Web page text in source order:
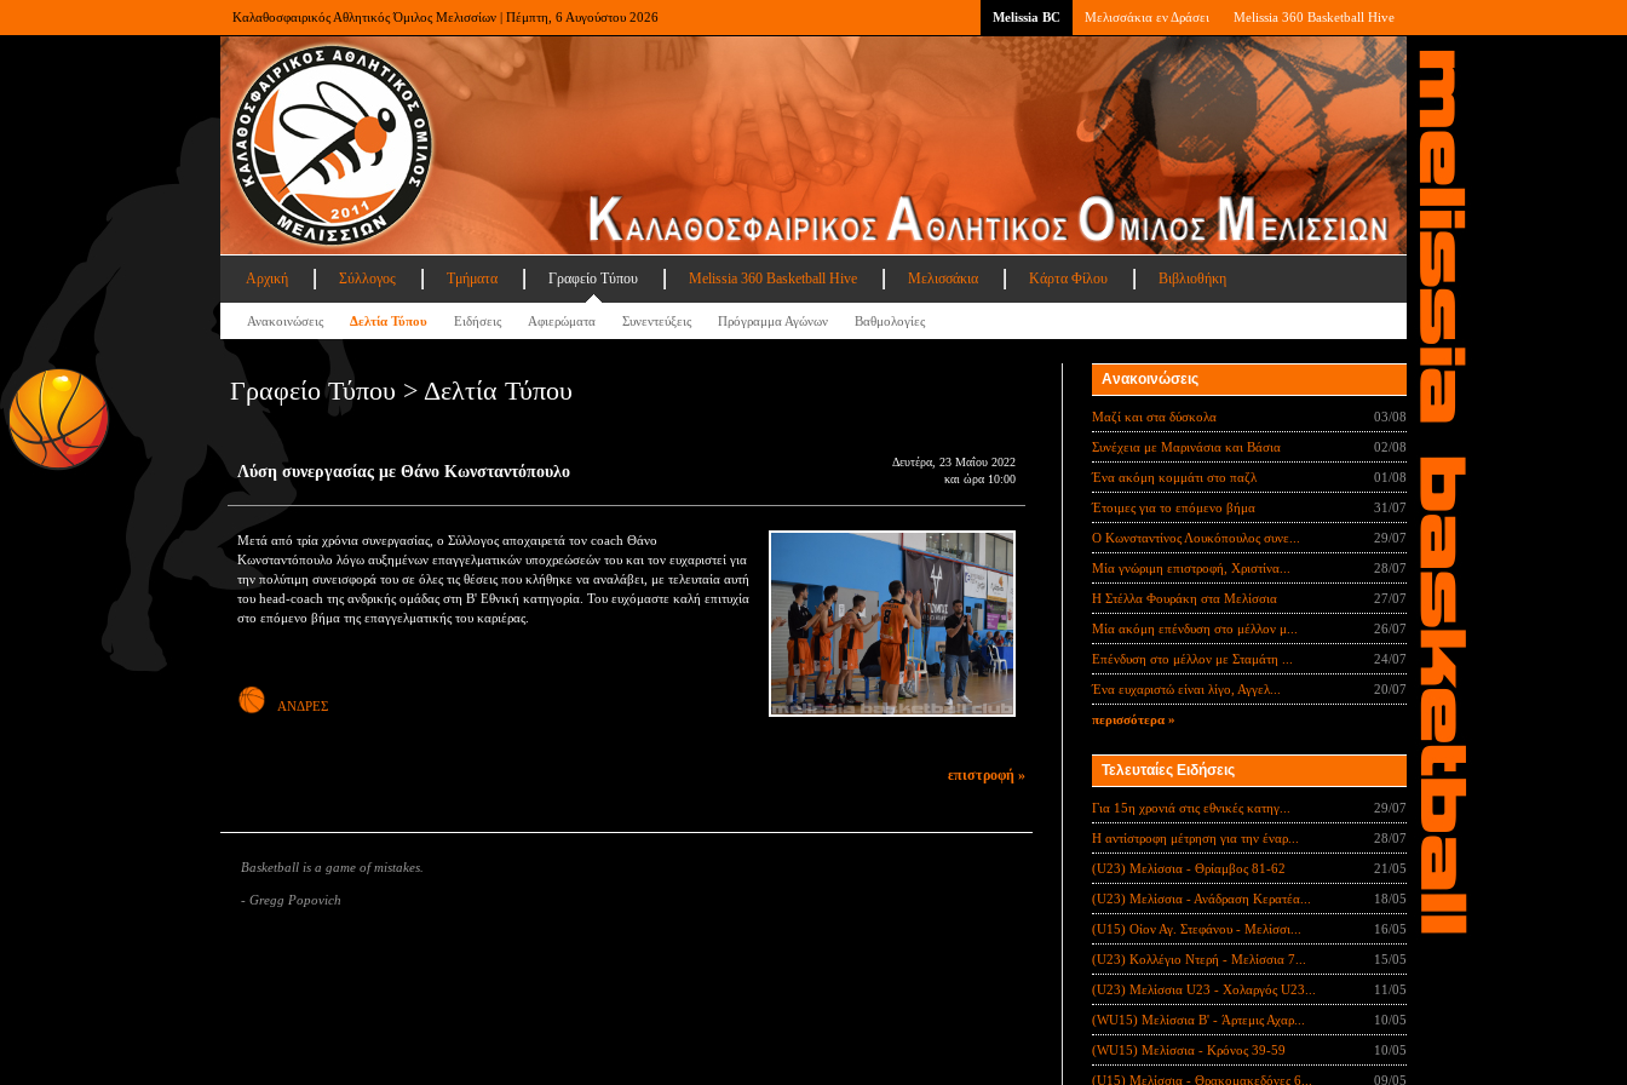
Καλαθοσφαιρικός Αθλητικός Όμιλος Μελισσίων | Πέμπτη, 6 Αυγούστου 2026 Melissia BC Μελισσάκια εν Δράσει Melissia 360 Basketball Hive
Αρχική Σύλλογος Τμήματα Γραφείο Τύπου Melissia 360 Basketball Hive Μελισσάκια Κάρτα Φίλου Βιβλιοθήκη
Ανακοινώσεις Δελτία Τύπου Ειδήσεις Αφιερώματα Συνεντεύξεις Πρόγραμμα Αγώνων Βαθμολογίες
Γραφείο Τύπου > Δελτία Τύπου
Λύση συνεργασίας με Θάνο Κωνσταντόπουλο
Δευτέρα, 23 Μαΐου 2022
και ώρα 10:00
Μετά από τρία χρόνια συνεργασίας, ο Σύλλογος αποχαιρετά τον coach Θάνο
Κωνσταντόπουλο λόγω αυξημένων επαγγελματικών υποχρεώσεών του και τον ευχαριστεί για
την πολύτιμη συνεισφορά του σε όλες τις θέσεις που κλήθηκε να αναλάβει, με τελευταία αυτή
του head-coach της ανδρικής ομάδας στη Β' Εθνική κατηγορία. Του ευχόμαστε καλή επιτυχία
στο επόμενο βήμα της επαγγελματικής του καριέρας.
ΑΝΔΡΕΣ
επιστροφή »
Basketball is a game of mistakes.
- Gregg Popovich
Ανακοινώσεις
Μαζί και στα δύσκολα 03/08
Συνέχεια με Μαρινάσια και Βάσια 02/08
Ένα ακόμη κομμάτι στο παζλ 01/08
Έτοιμες για το επόμενο βήμα 31/07
Ο Κωνσταντίνος Λουκόπουλος συνε... 29/07
Μία γνώριμη επιστροφή, Χριστίνα... 28/07
Η Στέλλα Φουράκη στα Μελίσσια 27/07
Μία ακόμη επένδυση στο μέλλον μ... 26/07
Επένδυση στο μέλλον με Σταμάτη ... 24/07
Ένα ευχαριστώ είναι λίγο, Αγγελ... 20/07
περισσότερα »
Τελευταίες Ειδήσεις
Για 15η χρονιά στις εθνικές κατηγ... 29/07
Η αντίστροφη μέτρηση για την έναρ... 28/07
(U23) Μελίσσια - Θρίαμβος 81-62 21/05
(U23) Μελίσσια - Ανάδραση Κερατέα... 18/05
(U15) Οίον Αγ. Στεφάνου - Μελίσσι... 16/05
(U23) Κολλέγιο Ντερή - Μελίσσια 7... 15/05
(U23) Μελίσσια U23 - Χολαργός U23... 11/05
(WU15) Μελίσσια B' - Άρτεμις Αχαρ... 10/05
(WU15) Μελίσσια - Κρόνος 39-59 10/05
(U15) Μελίσσια - Θρακομακεδόνες 6... 09/05